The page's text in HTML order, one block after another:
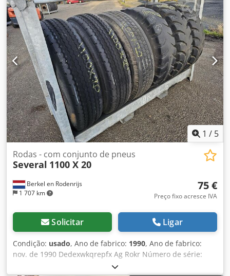
1 / 5
Berkel en Rodenrijs
1 707 km
Rodas - com conjunto de pneus
Several 1100 X 20
75 €
Preço fixo acresce IVA
Solicitar Ligar
Condição: usado, Ano de fabrico: 1990, Ano de fabrico:
nov. de 1990 Dedexwkqrepfx Ag Rokr Número de série:
1100 X 20 REBOQUE USADO ANTIGO COM JANTES DE 10